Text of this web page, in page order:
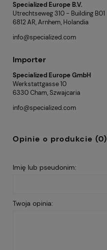
Specialized Europe B.V.
Utrechtseweg 310 - Building B01
6812 AR, Arnhem, Holandia
info@specialized.com
Importer
Specialized Europe GmbH
Werkstattgasse 10
6330 Cham, Szwajcaria
info@specialized.com
Opinie o produkcie (0)
Imię lub pseudonim:
Twoja opinia: